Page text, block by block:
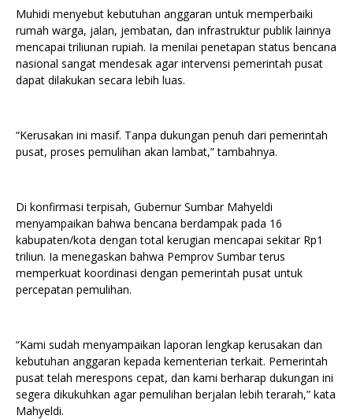
Muhidi menyebut kebutuhan anggaran untuk memperbaiki
rumah warga, jalan, jembatan, dan infrastruktur publik lainnya
mencapai triliunan rupiah. Ia menilai penetapan status bencana
nasional sangat mendesak agar intervensi pemerintah pusat
dapat dilakukan secara lebih luas.
“Kerusakan ini masif. Tanpa dukungan penuh dari pemerintah
pusat, proses pemulihan akan lambat,” tambahnya.
Di konfirmasi terpisah, Gubernur Sumbar Mahyeldi
menyampaikan bahwa bencana berdampak pada 16
kabupaten/kota dengan total kerugian mencapai sekitar Rp1
triliun. Ia menegaskan bahwa Pemprov Sumbar terus
memperkuat koordinasi dengan pemerintah pusat untuk
percepatan pemulihan.
“Kami sudah menyampaikan laporan lengkap kerusakan dan
kebutuhan anggaran kepada kementerian terkait. Pemerintah
pusat telah merespons cepat, dan kami berharap dukungan ini
segera dikukuhkan agar pemulihan berjalan lebih terarah,” kata
Mahyeldi.